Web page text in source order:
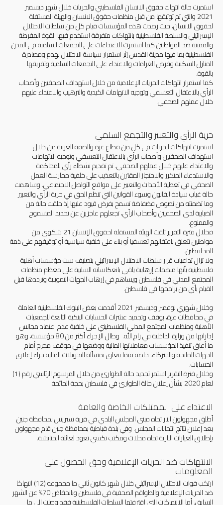
استمرت حالة انتهاك حقوق الانسان الفلسطيني والحريات خلال شهر ديسمبر
2021 والتي تم توثيقها من قبل منظمات حقوق الانسان والهيئة المستقلة
لحقوق الانسان، حيث رصدت هذه المؤسسات قيام كل من سلطات الاحتلال
الإسرائيلي والسلطة الفلسطينية بانتهاكات متفرقة استخدم فيها القوة المفرطة
والمميتة ضد المواطنين كما استمرت الاعتداءات على التجمعات السلمية في المدن
الفلسطينية بما فيها مدينة القدس إثر استمرار سياسة الاحتلال بهدم ومصادرة
المنازل السكنية وفرض الغرامات والاعتداء على التجمعات السلمية وتفريقها
بالقوة.
كما استمرار انتهاكات الحريات الإعلامية من خلال استهداف الصحفيين وأصحاب
الرأي بالاعتقال التعسفي وتوجيه الاتهامات الكيدية والترهيب والاعتداء عليهم
خلال عملهم الصحفي.
حرية الرأي والتعبير والتجمع السلمي
استمرت انتهاكات الحريات في كل من قطاع غزة والضفة الغربية من خلال
استهداف الصحفيين وأصحاب الرأي بالاعتقال التعسفي وتوجيه الاتهامات
والاعتداء عليهم خلال عملهم الصحفي. تم تقديم نشطاء رأي للمحاكمة
والاستدعاء المتكرر والاحتجاز المقترن بالتعذيب على خلفية ممارسة العمل
الصحفي في تغطية الأحداث والتعبير على مواقع التواصل الاجتماعي. وساهمت
حالة غياب سيادة القانون وسوء القوانين التي تنظم الحق في حرية الرأي والتعبير
وما تضمنته من نصوص فضفاضة تسمح بفرض قيود عليها إذ خلقت حالة من
الضبابية لدى الصحفيين وأصحاب الرأي، تجعلهم عاجزين عن تحديد المسموح
والممنوع.
فخلال فترة التقرير تلقت الهيئة المستقلة لحقوق الإنسان 21 شكوى من
مواطنين تتعلق باعتقالهم تعسفيا أو بناء على خلفية سياسية أو توقيفهم على ذمة
المحافظين.
ولا تزال تداعيات قرار سلطات الاحتلال الإسرائيلي بتصنيف ست مؤسسات أهلية
فلسطينية بأنها منظمات إرهابية يلقي بانعكاساته السلبية على معظم منظمات
المجتمع المدني في فلسطين ويساهم في إرهاب الجهات التمويلية وترددها قبل
القيام بأي من برامجها في فلسطين.
وخلال شهري نوفمبر وديسمبر 2021 أقدمت بعض البنوك الفلسطينية العاملة
في محافظات غزة، بوقف وتجميد عشرات الحسابات البنكية التابعة للجمعيات
الأهلية ومنظمات المجتمع المدني الفلسطيني على خلفية عدم اعتماد مجالس
إداراتها من وزارة الداخلية في رام الله. وطال الإجراء أكثر من 80 مؤسسة، وهو
ما أعاق تنفيذ المؤسسات معاملاتها المالية ووضعها في موقف محرج أمام
الجهات المانحة والشركاء، خاصة فيما يتعلق بمسألة التحويلات المالية جراء إغلاق
الحسابات.
وخلال فترة التقرير استمر تجديد حالة الطوارئ من خلال المرسوم الرئاسي رقم (1)
لعام 2020 بشأن إعلان حالة الطوارئ في فلسطين بحجة الجائحة.
الاعتداء على الممتلكات الخاصة والعامة
أطلق مجهولون النار تجاه مبنى المجلس البلدي في قرية سيريس بمحافظة جنين
بعد إعلان نتائج انتخابات المجلس. وفي بلدة قباطية بمحافظة جنين قام مجهولون
بإطلاق العيارات النارية تجاه محلات ومكتب تكسي تعود لعائلة الحنايشة.
الانتهاكات ضد الحريات الإعلامية وحق الحصول على
المعلومات
ارتكب قوات الاحتلال الإسرائيلي خلال شهر كانون ثاني ما مجموعه (12) انتهاكا
ضد الحريات الإعلامية والطواقم الصحفية في فلسطين وبانخفاض 70% عن الشهر
السابق. أما الانتهاكات التي اقترفتها السلطات الفلسطينية فقد وصلت إلى ما